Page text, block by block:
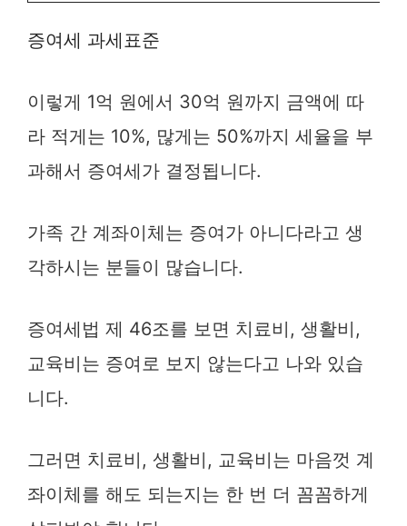
증여세 과세표준
이렇게 1억 원에서 30억 원까지 금액에 따
라 적게는 10%, 많게는 50%까지 세율을 부
과해서 증여세가 결정됩니다.
가족 간 계좌이체는 증여가 아니다라고 생
각하시는 분들이 많습니다.
증여세법 제 46조를 보면 치료비, 생활비,
교육비는 증여로 보지 않는다고 나와 있습
니다.
그러면 치료비, 생활비, 교육비는 마음껏 계
좌이체를 해도 되는지는 한 번 더 꼼꼼하게